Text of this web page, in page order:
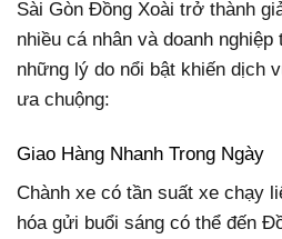
Sài Gòn Đồng Xoài trở thành
nhiều cá nhân và doanh
những lý do nổi bật khiến dịch
ưa chuộng:
Giao Hàng Nhanh Trong Ngày
Chành xe có tần suất xe chạy
hóa gửi buổi sáng có thể đến